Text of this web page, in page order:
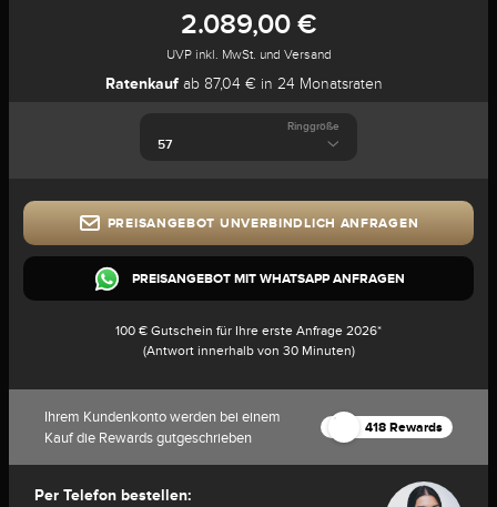
2.089,00 €
UVP inkl. MwSt. und Versand
Ratenkauf ab 87,04 € in 24 Monatsraten
Ringgröße
PREISANGEBOT UNVERBINDLICH ANFRAGEN
PREISANGEBOT MIT WHATSAPP ANFRAGEN
100 € Gutschein für Ihre erste Anfrage 2026*
(Antwort innerhalb von 30 Minuten)
Ihrem Kundenkonto werden bei einem
Kauf die Rewards gutgeschrieben
418 Rewards
Per Telefon bestellen: